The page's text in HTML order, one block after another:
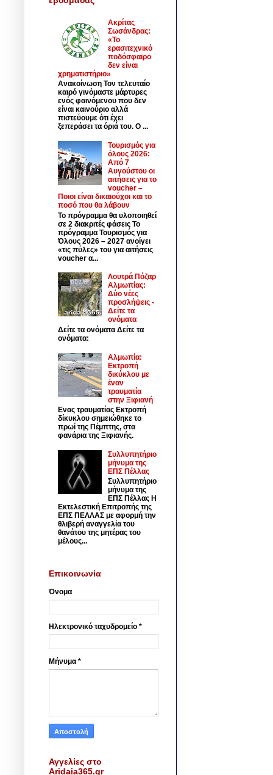
Ακρίτας
Σωσάνδρας:
«Το
ερασιτεχνικό
ποδόσφαιρο
δεν είναι
χρηματιστήριο»
Ανακοίνωση Τον τελευταίο
καιρό γινόμαστε μάρτυρες
ενός φαινόμενου που δεν
είναι καινούριο αλλά
πιστεύουμε ότι έχει
ξεπεράσει τα όριά του. Ο ...
Τουρισμός για
όλους 2026:
Από 7
Αυγούστου οι
αιτήσεις για το
voucher –
Ποιοι είναι δικαιούχοι και το
ποσό που θα λάβουν
Το πρόγραμμα θα υλοποιηθεί
σε 2 διακριτές φάσεις Το
πρόγραμμα Τουρισμός για
Όλους 2026 – 2027 ανοίγει
«τις πύλες» του για αιτήσεις
voucher α...
Λουτρά Πόζαρ
Αλμωπίας:
Δύο νέες
προσλήψεις -
Δείτε τα
ονόματα
Δείτε τα ονόματα Δείτε τα
ονόματα:
Αλμωπία:
Εκτροπή
δικύκλου με
έναν
τραυματία
στην Ξιφιανή
Ενας τραυματίας Εκτροπή
δίκυκλου σημειώθηκε το
πρωί της Πέμπτης, στα
φανάρια της Ξιφιανής.
Συλλυπητήριο
μήνυμα της
ΕΠΣ Πέλλας
Συλλυπητήριο
μήνυμα της
ΕΠΣ Πέλλας Η
Εκτελεστική Επιτροπής της
ΕΠΣ ΠΕΛΛΑΣ με αφορμή την
θλιβερή αναγγελία του
θανάτου της μητέρας του
μέλους...
Επικοινωνία
Όνομα
Ηλεκτρονικό ταχυδρομείο *
Μήνυμα *
Αγγελίες στο
Aridaia365.gr